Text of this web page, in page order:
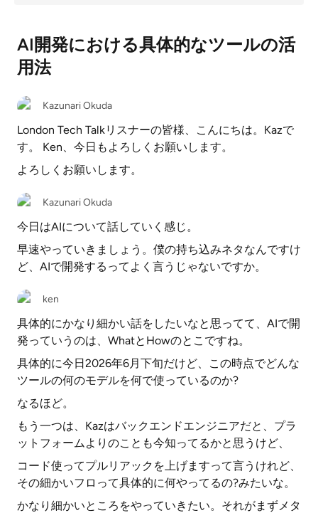
AI開発における具体的なツールの活
用法
Kazunari Okuda
London Tech Talkリスナーの皆様、こんにちは。Kazで
す。 Ken、今日もよろしくお願いします。
よろしくお願いします。
Kazunari Okuda
今日はAIについて話していく感じ。
早速やっていきましょう。僕の持ち込みネタなんですけ
ど、AIで開発するってよく言うじゃないですか。
ken
具体的にかなり細かい話をしたいなと思ってて、AIで開
発っていうのは、WhatとHowのとこですね。
具体的に今日2026年6月下旬だけど、この時点でどんな
ツールの何のモデルを何で使っているのか?
なるほど。
もう一つは、Kazはバックエンドエンジニアだと、プラ
ットフォームよりのことも今知ってるかと思うけど、
コード使ってプルリアックを上げますって言うけれど、
その細かいフロって具体的に何やってるの?みたいな。
かなり細かいところをやっていきたい。それがまずメタ